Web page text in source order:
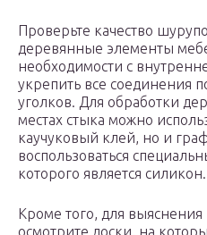
Проверьте качество
деревянные элементы
необходимости с
укрепить все соединения
уголков. Для обработки
местах стыка можно
каучуковый клей, но и
воспользоваться
которого является силикон.
Кроме того, для
осмотрите доски, на